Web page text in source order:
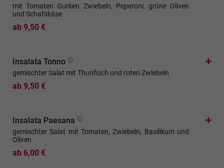
mit Tomaten Gurken Zwiebeln, Peperoni, grüne Oliven
und Schafskäse
ab 9,50 €
Insalata Tonno
gemischter Salat mit Thunfisch und roten Zwiebeln
ab 9,50 €
Insalata Paesana
gemischter Salat mit Tomaten, Zwiebeln, Basilikum und
Oliven
ab 6,00 €